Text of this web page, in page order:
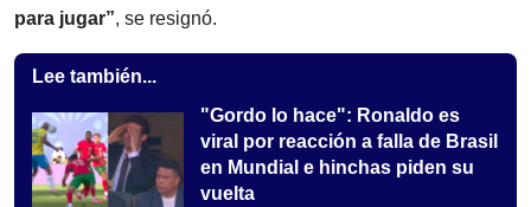
para jugar”, se resignó.
Lee también...
"Gordo lo hace": Ronaldo es
viral por reacción a falla de Brasil
en Mundial e hinchas piden su
vuelta